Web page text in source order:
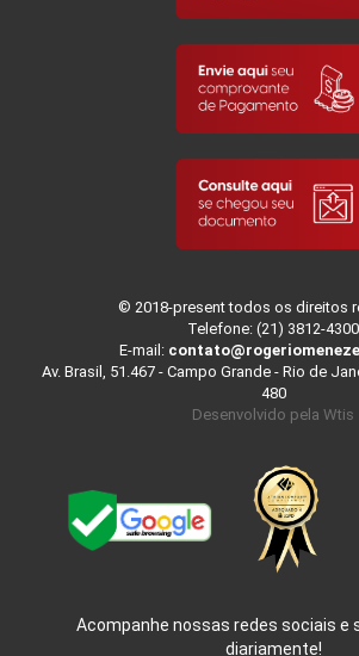
© 2018-present todos os direitos
Telefone: (21) 3812-4300
E-mail:
Av. Brasil, 51.467 - Campo Grande - Rio de
480
Desenvolvido pela Wtis
Acompanhe nossas redes sociais e
diariamente!